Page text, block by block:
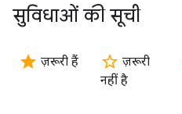
सुविधाओं की सूची
star ज़रूरी हैं star_border ज़रूरी
नहीं है